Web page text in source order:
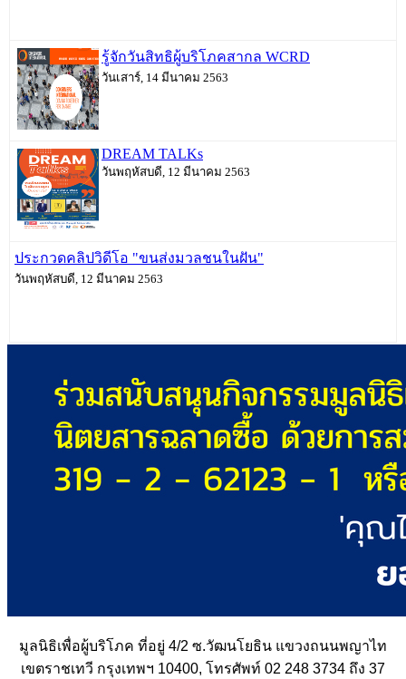
รู้จักวันสิทธิผู้บริโภคสากล WCRD
วันเสาร์, 14 มีนาคม 2563
DREAM TALKs
วันพฤหัสบดี, 12 มีนาคม 2563
ประกวดคลิปวิดีโอ "ขนส่งมวลชนในฝัน"
วันพฤหัสบดี, 12 มีนาคม 2563
มูลนิธิเพื่อผู้บริโภค ที่อยู่ 4/2 ซ.วัฒนโยธิน แขวงถนนพญาไท
เขตราชเทวี กรุงเทพฯ 10400, โทรศัพท์ 02 248 3734 ถึง 37